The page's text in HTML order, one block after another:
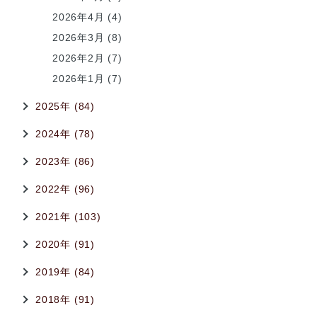
2026年4月 (4)
2026年3月 (8)
2026年2月 (7)
2026年1月 (7)
2025年 (84)
2024年 (78)
2023年 (86)
2022年 (96)
2021年 (103)
2020年 (91)
2019年 (84)
2018年 (91)